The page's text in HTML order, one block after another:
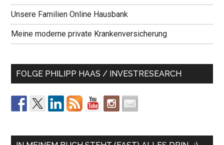
Unsere Familien Online Hausbank
Meine moderne private Krankenversicherung
FOLGE PHILIPP HAAS / INVESTRESEARCH